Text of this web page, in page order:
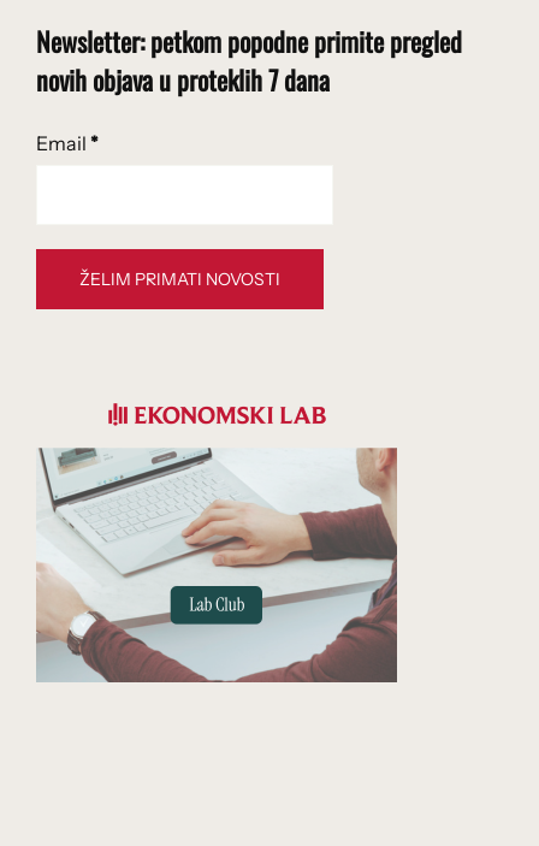
Newsletter: petkom popodne primite pregled
novih objava u proteklih 7 dana
Email *